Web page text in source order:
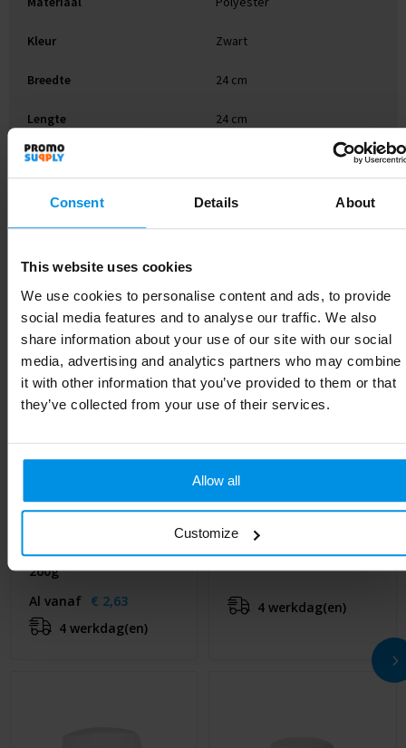
Consent Details About
This website uses cookies
We use cookies to personalise content and ads, to provide
social media features and to analyse our traffic. We also
share information about your use of our site with our social
media, advertising and analytics partners who may combine
it with other information that you’ve provided to them or that
they’ve collected from your use of their services.
Allow all
Customize
Kleur Zwart
Breedte 24 cm
Lengte 24 cm
Gerelateerde producten
vissershoed katoen
260g
Al vanaf € 2,63
4 werkdag(en)
Harber GRS Recycled
Bucket Hat
Al vanaf € 3,81
4 werkdag(en)